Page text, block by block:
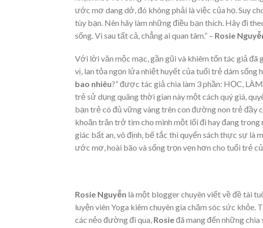
ước mơ dang dở, đó không phải là việc của họ. Suy
tùy bạn. Nên hãy làm những điều bạn thích. Hãy đi
sống. Vì sau tất cả, chẳng ai quan tâm.” – Rosie
Với lời văn mộc mạc, gần gũi và khiêm tốn tác giả
vị, lan tỏa ngọn lửa nhiệt huyết của tuổi trẻ dám sống
bao nhiêu?” được tác giả chia làm 3 phần: HỌC,
trẻ sử dụng quãng thời gian này một cách quý giá,
bạn trẻ có đủ vững vàng trên con đường non trẻ đầy
khoăn trăn trở tìm cho mình một lối đi hay đang
giác bất an, vô định, bế tắc thì quyển sách thực sự là
ước mơ, hoài bão và sống trọn vẹn hơn cho tuổi trẻ
Rosie Nguyễn là một blogger chuyên viết về đề tài
luyện viên Yoga kiêm chuyên gia chăm sóc sức
các nẻo đường đi qua, Rosieđã mang đến những